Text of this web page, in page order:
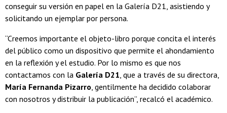
conseguir su versión en papel en la Galería D21, asistiendo y
solicitando un ejemplar por persona.
“Creemos importante el objeto-libro porque concita el interés
del público como un dispositivo que permite el ahondamiento
en la reflexión y el estudio. Por lo mismo es que nos
contactamos con la Galería D21 , que a través de su directora,
María Fernanda Pizarro , gentilmente ha decidido colaborar
con nosotros y distribuir la publicación”, recalcó el académico.